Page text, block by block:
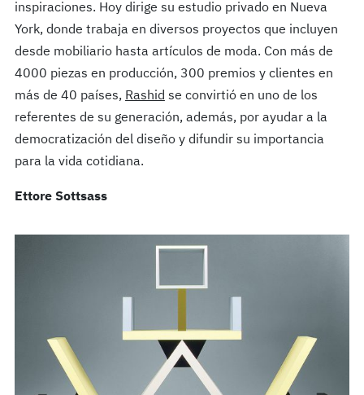
inspiraciones. Hoy dirige su estudio privado en Nueva
York, donde trabaja en diversos proyectos que incluyen
desde mobiliario hasta artículos de moda. Con más de
4000 piezas en producción, 300 premios y clientes en
más de 40 países, Rashid se convirtió en uno de los
referentes de su generación, además, por ayudar a la
democratización del diseño y difundir su importancia
para la vida cotidiana.
Ettore Sottsass